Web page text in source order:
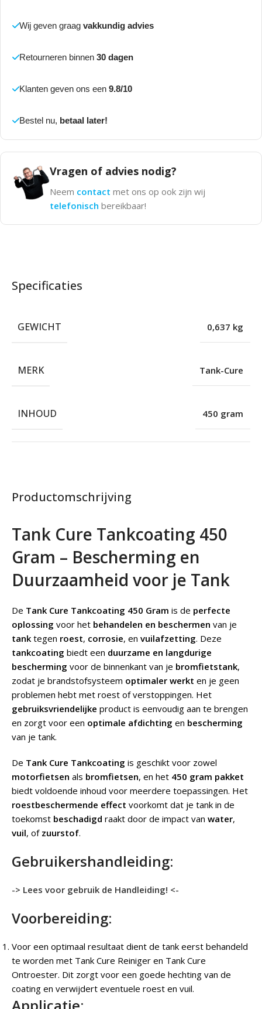
Wij geven graag vakkundig advies
Retourneren binnen 30 dagen
Klanten geven ons een 9.8/10
Bestel nu, betaal later!
Vragen of advies nodig?
Neem contact met ons op ook zijn wij
telefonisch bereikbaar!
Productomschrijving
Tank Cure Tankcoating 450
Gram – Bescherming en
Duurzaamheid voor je Tank
De Tank Cure Tankcoating 450 Gram is de perfecte
oplossing voor het behandelen en beschermen van je
tank tegen roest, corrosie, en vuilafzetting. Deze
tankcoating biedt een duurzame en langdurige
bescherming voor de binnenkant van je bromfietstank,
zodat je brandstofsysteem optimaler werkt en je geen
problemen hebt met roest of verstoppingen. Het
gebruiksvriendelijke product is eenvoudig aan te brengen
en zorgt voor een optimale afdichting en bescherming
van je tank.
De Tank Cure Tankcoating is geschikt voor zowel
motorfietsen als bromfietsen, en het 450 gram pakket
biedt voldoende inhoud voor meerdere toepassingen. Het
roestbeschermende effect voorkomt dat je tank in de
toekomst beschadigd raakt door de impact van water,
vuil, of zuurstof.
Gebruikershandleiding:
-> Lees voor gebruik de Handleiding! <-
Voorbereiding:
Voor een optimaal resultaat dient de tank eerst behandeld
te worden met Tank Cure Reiniger en Tank Cure
Ontroester. Dit zorgt voor een goede hechting van de
coating en verwijdert eventuele roest en vuil.
Applicatie:
Specificaties
GEWICHT 0,637 kg
MERK Tank-Cure
INHOUD 450 gram